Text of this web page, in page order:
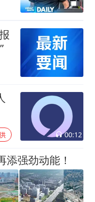
00:12
强劲动能！